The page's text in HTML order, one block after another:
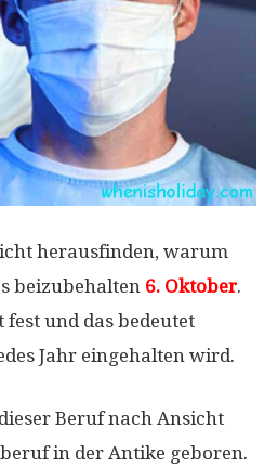
herausfinden, warum
beizubehalten 6. Oktober.
fest und das bedeutet
Jahr eingehalten wird.
Beruf nach Ansicht
in der Antike geboren.